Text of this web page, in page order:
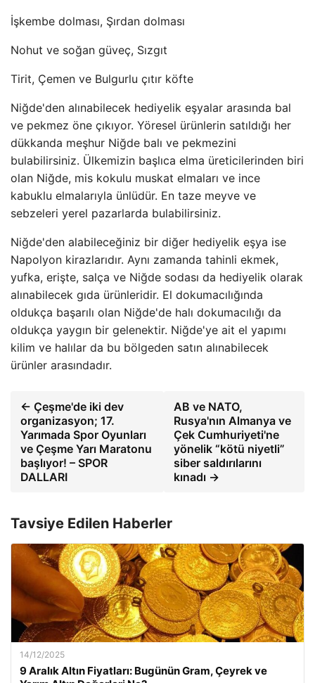
İşkembe dolması, Şırdan dolması
Nohut ve soğan güveç, Sızgıt
Tirit, Çemen ve Bulgurlu çıtır köfte
Niğde'den alınabilecek hediyelik eşyalar arasında bal
ve pekmez öne çıkıyor. Yöresel ürünlerin satıldığı her
dükkanda meşhur Niğde balı ve pekmezini
bulabilirsiniz. Ülkemizin başlıca elma üreticilerinden biri
olan Niğde, mis kokulu muskat elmaları ve ince
kabuklu elmalarıyla ünlüdür. En taze meyve ve
sebzeleri yerel pazarlarda bulabilirsiniz.
Niğde'den alabileceğiniz bir diğer hediyelik eşya ise
Napolyon kirazlarıdır. Aynı zamanda tahinli ekmek,
yufka, erişte, salça ve Niğde sodası da hediyelik olarak
alınabilecek gıda ürünleridir. El dokumacılığında
oldukça başarılı olan Niğde'de halı dokumacılığı da
oldukça yaygın bir gelenektir. Niğde'ye ait el yapımı
kilim ve halılar da bu bölgeden satın alınabilecek
ürünler arasındadır.
← Çeşme'de iki dev
organizasyon; 17.
Yarımada Spor Oyunları
ve Çeşme Yarı Maratonu
başlıyor! – SPOR
DALLARI
AB ve NATO,
Rusya'nın Almanya ve
Çek Cumhuriyeti'ne
yönelik “kötü niyetli”
siber saldırılarını
kınadı →
Tavsiye Edilen Haberler
14/12/2025
9 Aralık Altın Fiyatları: Bugünün Gram, Çeyrek ve